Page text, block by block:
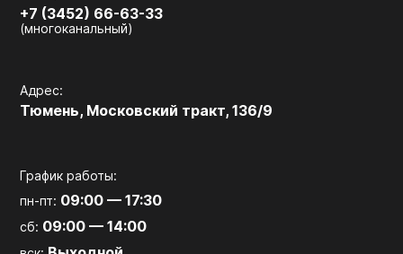
+7 (3452) 66-63-33
(многоканальный)
Адрес:
Тюмень, Московский тракт, 136/9
График работы:
пн-пт: 09:00 — 17:30
сб: 09:00 — 14:00